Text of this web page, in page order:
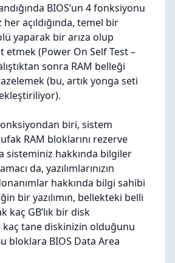
BIOS’un 4 fonksiyonu
heraçıldığında, temel bir
yaparak bir arıza olup
etmek (Power On Self Test –
sonra RAM belleği
(bu, artık yonga seti
biri, sistem
ufak RAM bloklarını rezerve
sisteminiz hakkında bilgiler
da, yazılımlarınızın
hakkında bilgi sahibi
bir yazılımın, bellekteki belli
kaç GB’lık bir disk
kaç tane diskinizin olduğunu
bloklara BIOS Data Area